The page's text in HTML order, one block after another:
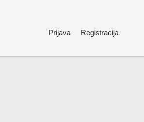
Prijava Registracija